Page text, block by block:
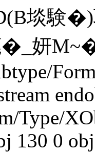
埮験�)
�_妍
Type/
130 0 obj